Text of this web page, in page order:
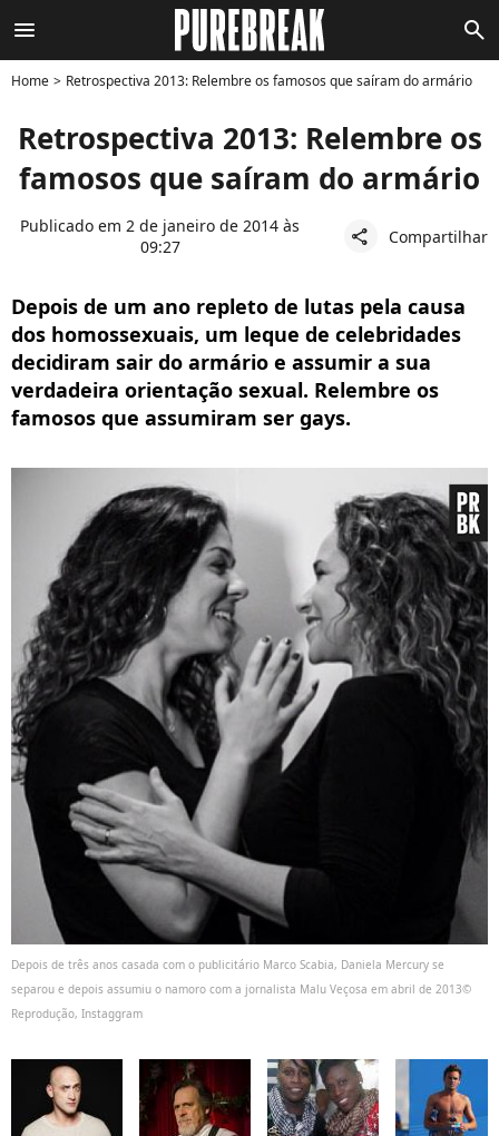
menu search
Home Retrospectiva 2013: Relembre os famosos que saíram do armário
Retrospectiva 2013: Relembre os
famosos que saíram do armário
Publicado em 2 de janeiro de 2014 às
09:27
share Compartilhar
Depois de um ano repleto de lutas pela causa
dos homossexuais, um leque de celebridades
decidiram sair do armário e assumir a sua
verdadeira orientação sexual. Relembre os
famosos que assumiram ser gays.
Depois de três anos casada com o publicitário Marco Scabia, Daniela Mercury se
separou e depois assumiu o namoro com a jornalista Malu Veçosa em abril de 2013©
Reprodução, Instaggram